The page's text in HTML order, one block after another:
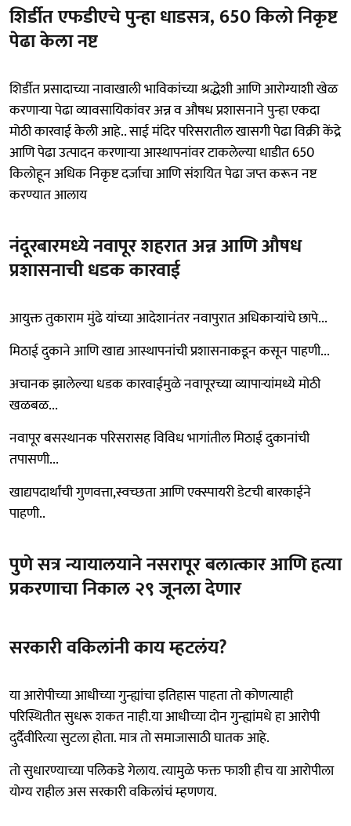
शिर्डीत एफडीएचे पुन्हा धाडसत्र, 650 किलो निकृष्ट
पेढा केला नष्ट
शिर्डीत प्रसादाच्या नावाखाली भाविकांच्या श्रद्धेशी आणि आरोग्याशी खेळ
करणाऱ्या पेढा व्यावसायिकांवर अन्न व औषध प्रशासनाने पुन्हा एकदा
मोठी कारवाई केली आहे.. साई मंदिर परिसरातील खासगी पेढा विक्री केंद्रे
आणि पेढा उत्पादन करणाऱ्या आस्थापनांवर टाकलेल्या धाडीत 650
किलोहून अधिक निकृष्ट दर्जाचा आणि संशयित पेढा जप्त करून नष्ट
करण्यात आलाय
नंदूरबारमध्ये नवापूर शहरात अन्न आणि औषध
प्रशासनाची धडक कारवाई
आयुक्त तुकाराम मुंढे यांच्या आदेशानंतर नवापुरात अधिकाऱ्यांचे छापे...
​मिठाई दुकाने आणि खाद्य आस्थापनांची प्रशासनाकडून कसून पाहणी...
​अचानक झालेल्या धडक कारवाईमुळे नवापूरच्या व्यापाऱ्यांमध्ये मोठी
खळबळ...
नवापूर बसस्थानक परिसरासह विविध भागांतील मिठाई दुकानांची
तपासणी...
​खाद्यपदार्थांची गुणवत्ता,स्वच्छता आणि एक्स्पायरी डेटची बारकाईने
पाहणी..
पुणे सत्र न्यायालयाने नसरापूर बलात्कार आणि हत्या
प्रकरणाचा निकाल २९ जूनला देणार
सरकारी वकिलांनी काय म्हटलंय?
या आरोपीच्या आधीच्या गुन्ह्यांचा इतिहास पाहता तो कोणत्याही
परिस्थितीत सुधरू शकत नाही.या आधीच्या दोन गुन्ह्यांमधे हा आरोपी
दुर्दैवीरित्या सुटला होता. मात्र तो समाजासाठी घातक आहे.
तो सुधारण्याच्या पलिकडे गेलाय. त्यामुळे फक्त फाशी हीच या आरोपीला
योग्य राहील अस सरकारी वकिलांंचं म्हणणय.